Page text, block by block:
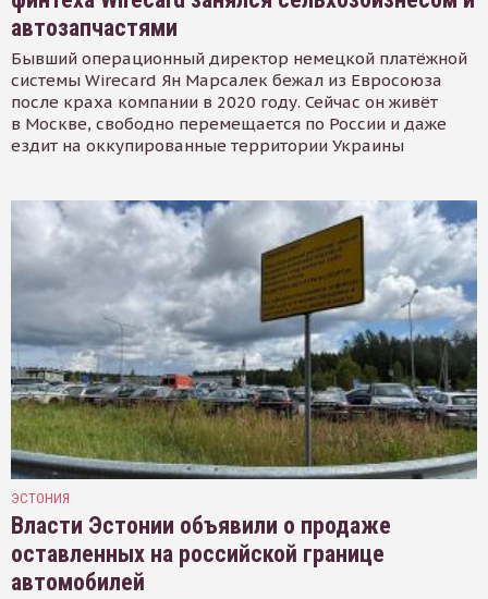
автозапчастями
Бывший операционный директор немецкой платёжной
системы Wirecard Ян Марсалек бежал из Евросоюза
после краха компании в 2020 году. Сейчас он живёт
в Москве, свободно перемещается по России и даже
ездит на оккупированные территории Украины
ЭСТОНИЯ
Власти Эстонии объявили о продаже
оставленных на российской границе
автомобилей